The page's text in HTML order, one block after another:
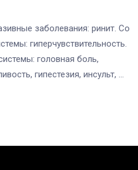
заболевания: ринит. Со
гиперчувствительность.
головная боль,
гипестезия, инсульт, ...